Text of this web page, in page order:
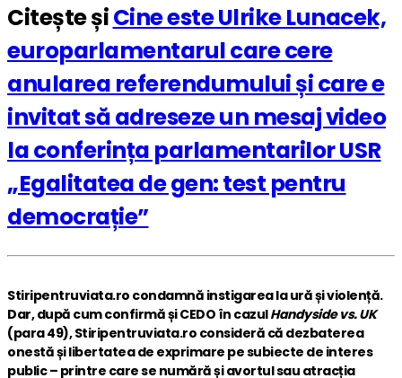
Citește șiCine este Ulrike Lunacek,
europarlamentarul care cere
anularea referendumului și care e
invitat să adreseze un mesaj video
la conferința parlamentarilor USR
„Egalitatea de gen: test pentru
democrație”
Stiripentruviata.ro condamnă instigarea la ură și violență.
Dar, după cum confirmă și CEDO în cazulHandyside vs. UK
(para 49), Stiripentruviata.ro consideră că dezbaterea
onestă și libertatea de exprimare pe subiecte de interes
public – printre care se numără și avortul sau atracția